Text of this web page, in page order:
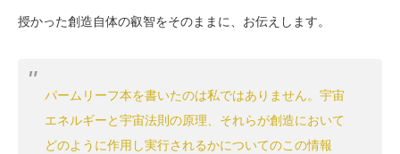
授かった創造自体の叡智をそのままに、お伝えします。
パームリーフ本を書いたのは私ではありません。宇宙
エネルギーと宇宙法則の原理、それらが創造において
どのように作用し実行されるかについてのこの情報